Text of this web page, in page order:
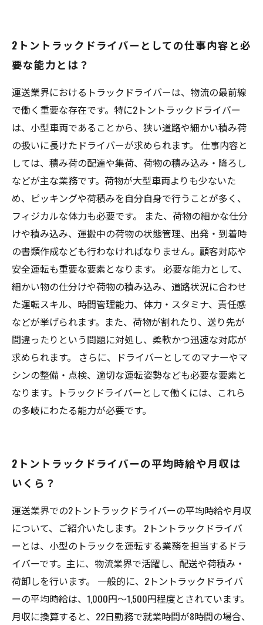
2トントラックドライバーとしての仕事内容と必
要な能力とは？
運送業界におけるトラックドライバーは、物流の最前線
で働く重要な存在です。特に2トントラックドライバー
は、小型車両であることから、狭い道路や細かい積み荷
の扱いに長けたドライバーが求められます。 仕事内容と
しては、積み荷の配達や集荷、荷物の積み込み・降ろし
などが主な業務です。荷物が大型車両よりも少ないた
め、ピッキングや荷積みを自分自身で行うことが多く、
フィジカルな体力も必要です。 また、荷物の細かな仕分
けや積み込み、運搬中の荷物の状態管理、出発・到着時
の書類作成なども行わなければなりません。顧客対応や
安全運転も重要な要素となります。 必要な能力として、
細かい物の仕分けや荷物の積み込み、道路状況に合わせ
た運転スキル、時間管理能力、体力・スタミナ、責任感
などが挙げられます。また、荷物が割れたり、送り先が
間違ったりという問題に対処し、柔軟かつ迅速な対応が
求められます。 さらに、ドライバーとしてのマナーやマ
シンの整備・点検、適切な運転姿勢なども必要な要素と
なります。トラックドライバーとして働くには、これら
の多岐にわたる能力が必要です。
2トントラックドライバーの平均時給や月収は
いくら？
運送業界での2トントラックドライバーの平均時給や月収
について、ご紹介いたします。 2トントラックドライバ
ーとは、小型のトラックを運転する業務を担当するドラ
イバーです。主に、物流業界で活躍し、配送や荷積み・
荷卸しを行います。 一般的に、2トントラックドライバ
ーの平均時給は、1,000円〜1,500円程度とされています。
月収に換算すると、22日勤務で就業時間が8時間の場合、